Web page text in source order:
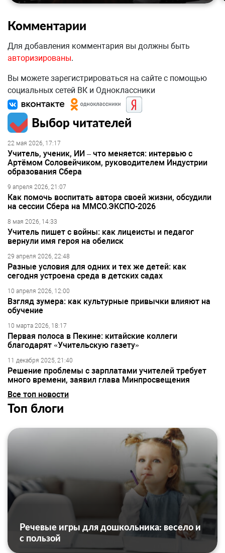
Комментарии
Для добавления комментария вы должны быть
авторизированы.
Вы можете зарегистрироваться на сайте с помощью
социальных сетей ВК и Одноклассники
Выбор читателей
22 мая 2026, 17:17
Учитель, ученик, ИИ – что меняется: интервью с
Артёмом Соловейчиком, руководителем Индустрии
образования Сбера
9 апреля 2026, 21:07
Как помочь воспитать автора своей жизни, обсудили
на сессии Сбера на ММСО.ЭКСПО-2026
8 мая 2026, 14:33
Учитель пишет с войны: как лицеисты и педагог
вернули имя героя на обелиск
29 апреля 2026, 22:48
Разные условия для одних и тех же детей: как
сегодня устроена среда в детских садах
10 апреля 2026, 12:00
Взгляд зумера: как культурные привычки влияют на
обучение
10 марта 2026, 18:17
Первая полоса в Пекине: китайские коллеги
благодарят «Учительскую газету»
11 декабря 2025, 21:40
Решение проблемы с зарплатами учителей требует
много времени, заявил глава Минпросвещения
Все топ новости
Топ блоги
Речевые игры для дошкольника: весело и
с пользой